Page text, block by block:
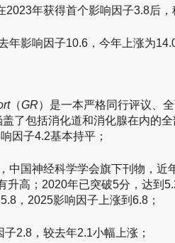
2023年获得首个影响因子3.8后
年影响因子10.6，今年上涨为
（GR）是一本严格同行评议、
了包括消化道和消化腺在内的
因子4.2基本持平；
，中国神经科学学会旗下刊物，
升高；2020年已突破5分，达到
，2025影响因子上涨到6.8；
子2.8，较去年2.1小幅上涨；